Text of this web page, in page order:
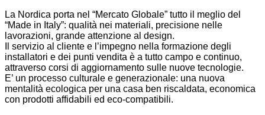
La Nordica porta nel “Mercato Globale” tutto il meglio del
“Made in Italy”: qualità nei materiali, precisione nelle
lavorazioni, grande attenzione al design.
Il servizio al cliente e l’impegno nella formazione degli
installatori e dei punti vendita è a tutto campo e continuo,
attraverso corsi di aggiornamento sulle nuove tecnologie.
E’ un processo culturale e generazionale: una nuova
mentalità ecologica per una casa ben riscaldata, economica
con prodotti affidabili ed eco-compatibili.